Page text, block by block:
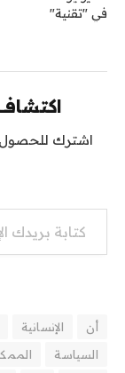
في "تقنية"
اشترك للحصول
كتابة بريدك الإلكتروني...
أن الإنسانية
السياسة